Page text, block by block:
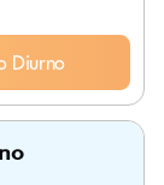
Diurno